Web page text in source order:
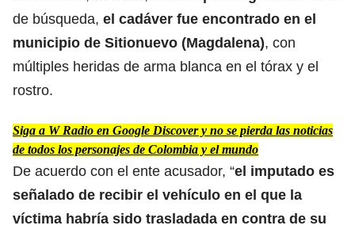
de búsqueda, el cadáver fue encontrado en el
municipio de Sitionuevo (Magdalena), con
múltiples heridas de arma blanca en el tórax y el
rostro.
Siga a W Radio en Google Discover y no se pierda las noticias
de todos los personajes de Colombia y el mundo
De acuerdo con el ente acusador, “el imputado es
señalado de recibir el vehículo en el que la
víctima habría sido trasladada en contra de su